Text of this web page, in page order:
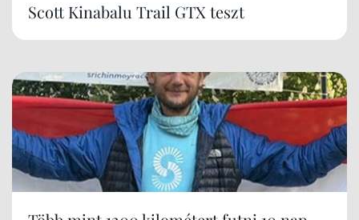
Scott Kinabalu Trail GTX teszt